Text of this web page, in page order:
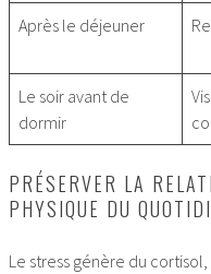
Après le déjeuner
Le soir avant de
dormir
PRÉSERVER LA
PHYSIQUE DU
Le stress génère du